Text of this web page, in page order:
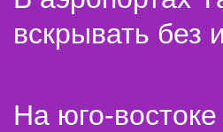
вскрывать без
На юго-